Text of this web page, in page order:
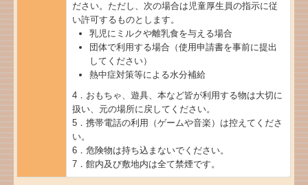
ださい。ただし、次の場合は児童厚生員の指示に従
い許可するものとします。
乳児にミルクや離乳食を与える場合
団体で利用する場合（使用申請書を事前に提出
してください）
熱中症対策等による水分補給
4．おもちゃ、遊具、本など皆が利用する物は大切に
扱い、元の場所に戻してください。
5．携帯電話の利用（ゲームや音楽）は控えてくださ
い。
6．危険物は持ち込まないでください。
7．館内及び敷地内は全て禁煙です。